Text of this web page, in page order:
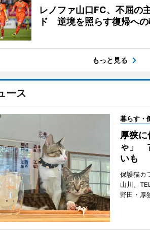
レノファ山口FC、不屈の
ド 逆境を照らす復帰への
もっと見る
ース
暮らす・
厚狭
ゃ」
いも
保護猫カ
山川、
野田・厚